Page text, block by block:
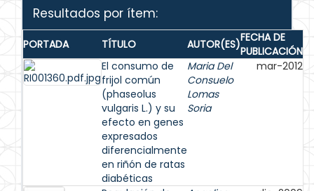
Resultados por ítem:
PORTADA TÍTULO AUTOR(ES)FECHA DE
PUBLICACIÓN
El consumo de
frijol común
(phaseolus
vulgaris L.) y su
efecto en genes
expresados
diferencialmente
en riñón de ratas
diabéticas
Maria Del
Consuelo
Lomas
Soria
mar-2012